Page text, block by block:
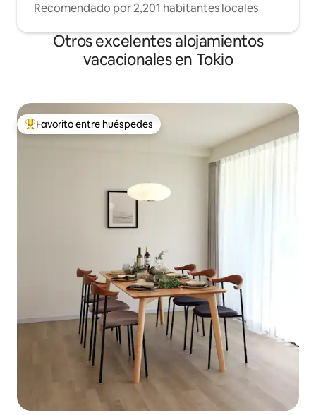
Recomendado por 2,201 habitantes locales
Otros excelentes alojamientos
vacacionales en Tokio
De los mejores en Favorito entre huéspedes
Favorito entre huéspedes